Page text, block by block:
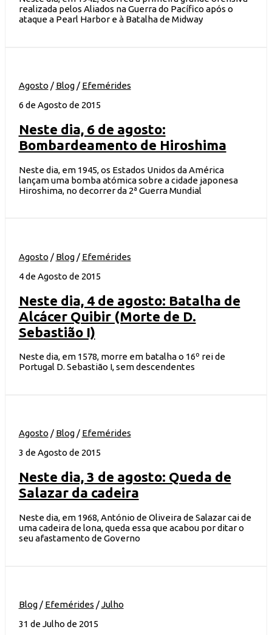
realizada pelos Aliados na Guerra do Pacífico após o
ataque a Pearl Harbor e à Batalha de Midway
Agosto / Blog/ Efemérides
6 de Agosto de 2015
Neste dia, 6 de agosto:
Bombardeamento de Hiroshima
Neste dia, em 1945, os Estados Unidos da América
lançam uma bomba atómica sobre a cidade japonesa
Hiroshima, no decorrer da 2ª Guerra Mundial
Agosto / Blog/ Efemérides
4 de Agosto de 2015
Neste dia, 4 de agosto: Batalha de
Alcácer Quibir (Morte de D.
Sebastião I)
Neste dia, em 1578, morre em batalha o 16º rei de
Portugal D. Sebastião I, sem descendentes
Agosto / Blog/ Efemérides
3 de Agosto de 2015
Neste dia, 3 de agosto: Queda de
Salazar da cadeira
Neste dia, em 1968, António de Oliveira de Salazar cai de
uma cadeira de lona, queda essa que acabou por ditar o
seu afastamento de Governo
Blog/ Efemérides /Julho
31 de Julho de 2015